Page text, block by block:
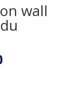
wall
Current